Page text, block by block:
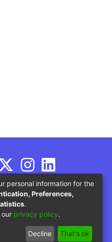
de Educación
personal information for the
Preferences,
.
our privacy policy.
Decline That's ok